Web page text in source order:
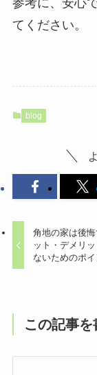
参考に、安心
てください。
blog
角地の家は後悔
ット・デメリ
ないためのポイ
この記事を